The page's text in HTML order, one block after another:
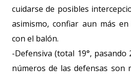
cuidarse de posibles
asimismo, confiar aun más
con el balón.
-Defensiva (total 19°, pasando
números de las defensas son